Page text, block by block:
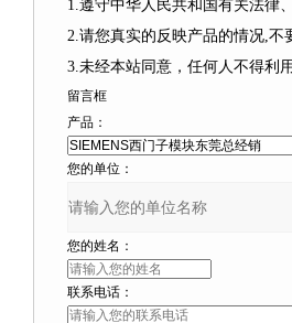
1.遵守中华人民共和国有关法律
2.请您真实的反映产品的情况,不要捏
3.未经本站同意，任何人不得
留言框
产品：
您的单位：
您的姓名：
联系电话：